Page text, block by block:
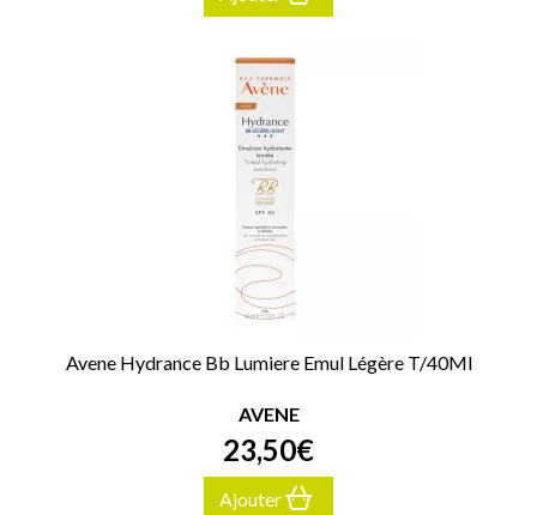
Avene Hydrance Bb Lumiere Emul Légère T/40Ml
AVENE
23,50€
Ajouter